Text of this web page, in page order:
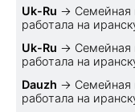
Uk-Ru → Семейная
работала на
Uk-Ru → Семейная
работала на
Dauzh → Семейная
работала на